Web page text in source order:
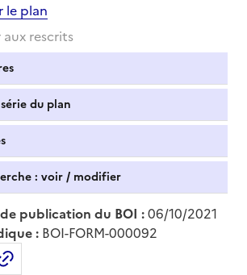
le plan
rescrits
du plan
: voir / modifier
publication du BOI :06/10/2021
: BOI-FORM-000092
document au format pdf